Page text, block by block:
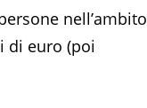
nell’ambito
di euro (poi